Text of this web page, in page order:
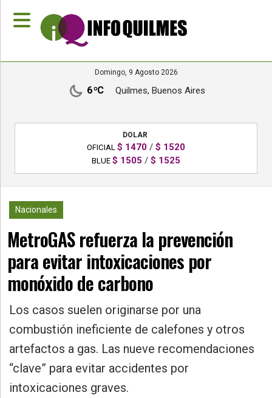
»
»
Política
»
Provincia
Salud
Cultura
Educación
Domingo, 9 Agosto 2026
6 ºC Quilmes, Buenos Aires
DOLAR
OFICIAL $ 1470 / $ 1520
BLUE $ 1505 / $ 1525
Nacionales
MetroGAS refuerza la prevención
para evitar intoxicaciones por
monóxido de carbono
Los casos suelen originarse por una
combustión ineficiente de calefones y otros
artefactos a gas. Las nueve recomendaciones
“clave” para evitar accidentes por
intoxicaciones graves.